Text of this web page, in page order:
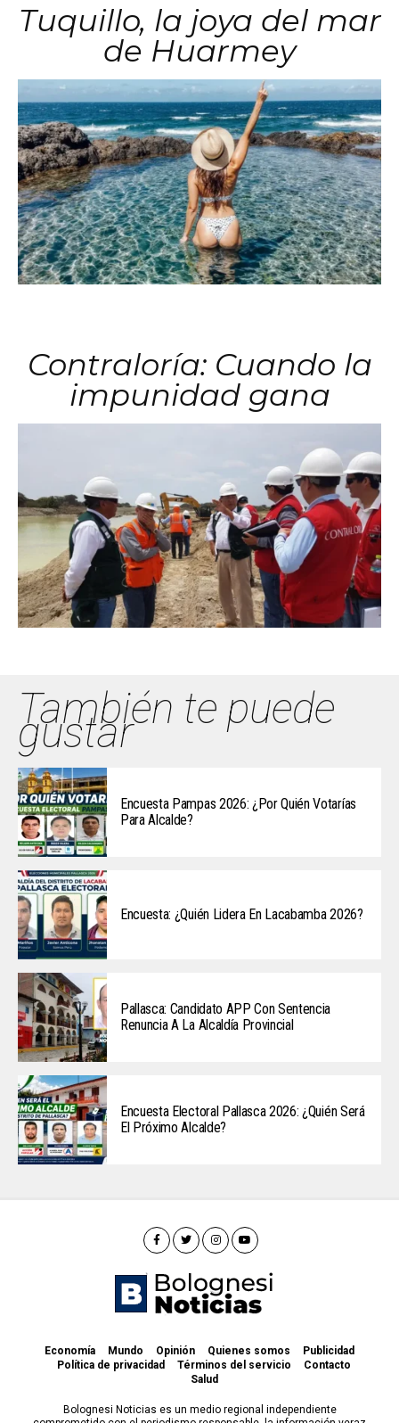
Tuquillo, la joya del mar
de Huarmey
Contraloría: Cuando la
impunidad gana
También te puede
gustar
Encuesta Pampas 2026: ¿Por Quién Votarías
Para Alcalde?
Encuesta: ¿Quién Lidera En Lacabamba 2026?
Pallasca: Candidato APP Con Sentencia
Renuncia A La Alcaldía Provincial
Encuesta Electoral Pallasca 2026: ¿Quién Será
El Próximo Alcalde?
Economía Mundo Opinión Quienes somos
Publicidad
Política de privacidad
Términos del servicio
Contacto
Salud
Bolognesi Noticias es un medio regional independiente